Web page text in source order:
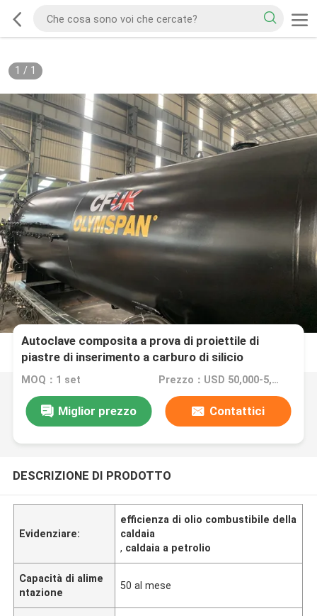
1 / 1
Autoclave composita a prova di proiettile di
piastre di inserimento a carburo di silicio
completamente automatica
MOQ：1 set Prezzo：USD 50,000-5,000,000
Miglior prezzo Contattici
DESCRIZIONE DI PRODOTTO
Evidenziare:
efficienza di olio combustibile della
caldaia
, caldaia a petrolio
Capacità di alime
ntazione
50 al mese